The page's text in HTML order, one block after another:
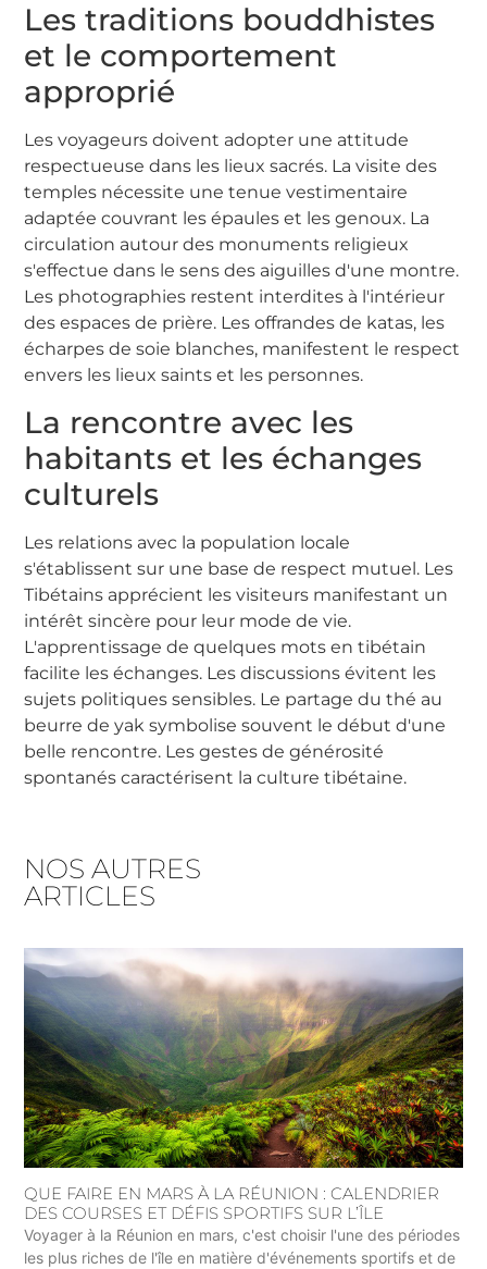
Les traditions bouddhistes
et le comportement
approprié
Les voyageurs doivent adopter une attitude
respectueuse dans les lieux sacrés. La visite des
temples nécessite une tenue vestimentaire
adaptée couvrant les épaules et les genoux. La
circulation autour des monuments religieux
s'effectue dans le sens des aiguilles d'une montre.
Les photographies restent interdites à l'intérieur
des espaces de prière. Les offrandes de katas, les
écharpes de soie blanches, manifestent le respect
envers les lieux saints et les personnes.
La rencontre avec les
habitants et les échanges
culturels
Les relations avec la population locale
s'établissent sur une base de respect mutuel. Les
Tibétains apprécient les visiteurs manifestant un
intérêt sincère pour leur mode de vie.
L'apprentissage de quelques mots en tibétain
facilite les échanges. Les discussions évitent les
sujets politiques sensibles. Le partage du thé au
beurre de yak symbolise souvent le début d'une
belle rencontre. Les gestes de générosité
spontanés caractérisent la culture tibétaine.
NOS AUTRES
ARTICLES
QUE FAIRE EN MARS À LA RÉUNION : CALENDRIER
DES COURSES ET DÉFIS SPORTIFS SUR L’ÎLE
Voyager à la Réunion en mars, c'est choisir l'une des périodes
les plus riches de l'île en matière d'événements sportifs et de